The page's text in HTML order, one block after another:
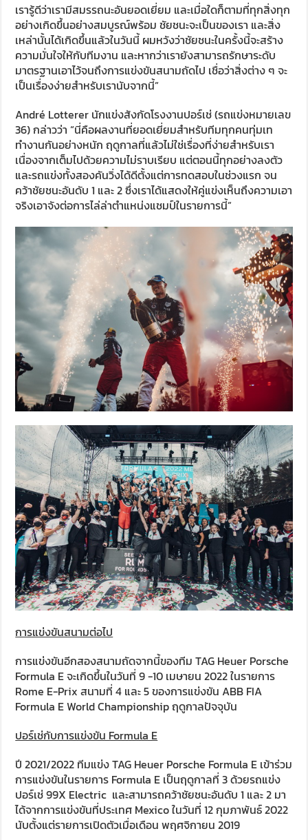
เรารู้ดีว่าเรามีสมรรถนะอันยอดเยี่ยม และเมื่อใดก็ตามที่ทุกสิ่งทุก
อย่างเกิดขึ้นอย่างสมบูรณ์พร้อม ชัยชนะจะเป็นของเรา และสิ่ง
เหล่านั้นได้เกิดขึ้นแล้วในวันนี้ ผมหวังว่าชัยชนะในครั้งนี้จะสร้าง
ความมั่นใจให้กับทีมงาน และหากว่าเรายังสามารถรักษาระดับ
มาตรฐานเอาไว้จนถึงการแข่งขันสนามถัดไป เชื่อว่าสิ่งต่าง ๆ จะ
เป็นเรื่องง่ายสำหรับเรานับจากนี้”
André Lotterer นักแข่งสังกัดโรงงานปอร์เช่ (รถแข่งหมายเลข
36) กล่าวว่า “นี่คือผลงานที่ยอดเยี่ยมสำหรับทีมทุกคนทุ่มเท
ทำงานกันอย่างหนัก ฤดูกาลที่แล้วไม่ใช่เรื่องที่ง่ายสำหรับเรา
เนื่องจากเต็มไปด้วยความไม่ราบเรียบ แต่ตอนนี้ทุกอย่างลงตัว
และรถแข่งทั้งสองคันวิ่งได้ดีตั้งแต่การทดสอบในช่วงแรก จน
คว้าชัยชนะอันดับ 1 และ 2 ซึ่งเราได้แสดงให้คู่แข่งเห็นถึงความเอา
จริงเอาจังต่อการไล่ล่าตำแหน่งแชมป์ในรายการนี้”
การแข่งขันสนามต่อไป
การแข่งขันอีกสองสนามถัดจากนี้ของทีม TAG Heuer Porsche
Formula E จะเกิดขึ้นในวันที่ 9 -10 เมษายน 2022 ในรายการ
Rome E-Prix สนามที่ 4 และ 5 ของการแข่งขัน ABB FIA
Formula E World Championship ฤดูกาลปัจจุบัน
ปอร์เช่กับการแข่งขัน Formula E
ปี 2021/2022 ทีมแข่ง TAG Heuer Porsche Formula E เข้าร่วม
การแข่งขันในรายการ Formula E เป็นฤดูกาลที่ 3 ด้วยรถแข่ง
ปอร์เช่ 99X Electric และสามารถคว้าชัยชนะอันดับ 1 และ 2 มา
ได้จากการแข่งขันที่ประเทศ Mexico ในวันที่ 12 กุมภาพันธ์ 2022
นับตั้งแต่รายการเปิดตัวเมื่อเดือน พฤศจิกายน 2019